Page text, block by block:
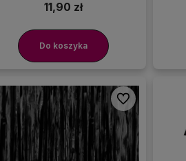
11,90 zł
Do koszyka
Do ulubionych